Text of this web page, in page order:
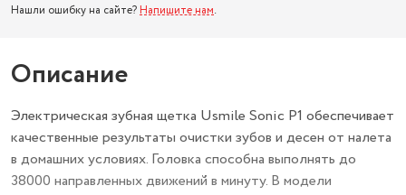
Нашли ошибку на сайте? Напишите нам.
Описание
Электрическая зубная щетка Usmile Sonic P1 обеспечивает
качественные результаты очистки зубов и десен от налета
в домашних условиях. Головка способна выполнять до
38000 направленных движений в минуту. В модели